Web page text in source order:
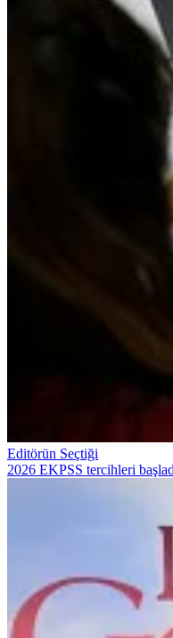
Editörün Seçtiği
2026 EKPSS tercihleri